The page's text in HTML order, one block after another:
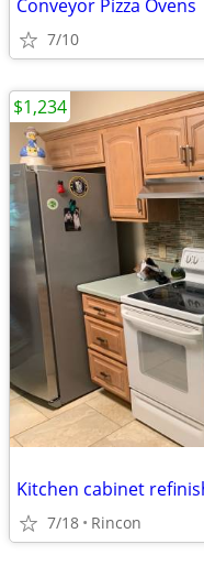
Conveyor Pizza Ovens
7/10
Kitchen cabinet
7/18 Rincon
$1,234